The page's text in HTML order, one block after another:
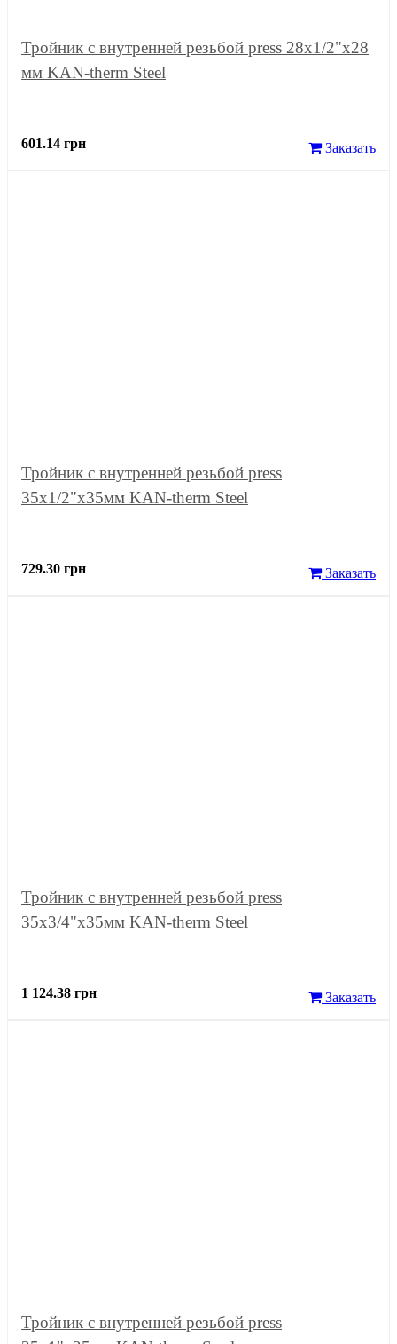
Тройник с внутренней резьбой press 28x1/2"x28
мм KAN-therm Steel
601.14 грн Заказать
Тройник с внутренней резьбой press
35x1/2"x35мм KAN-therm Steel
729.30 грн Заказать
Тройник с внутренней резьбой press
35x3/4"x35мм KAN-therm Steel
1 124.38 грн Заказать
Тройник с внутренней резьбой press